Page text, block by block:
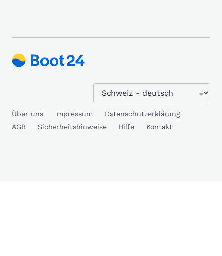
Über uns Impressum
Datenschutzerklärung
AGB
Sicherheitshinweise Hilfe Kontakt